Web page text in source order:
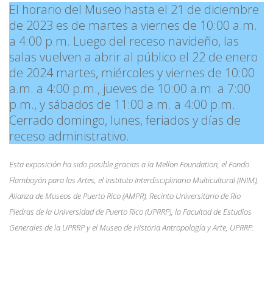
El horario del Museo hasta el 21 de diciembre
de 2023 es de martes a viernes de 10:00 a.m.
a 4:00 p.m. Luego del receso navideño, las
salas vuelven a abrir al público el 22 de enero
de 2024 martes, miércoles y viernes de 10:00
a.m. a 4:00 p.m., jueves de 10:00 a.m. a 7:00
p.m., y sábados de 11:00 a.m. a 4:00 p.m.
Cerrado domingo, lunes, feriados y días de
receso administrativo.
Esta exposición ha sido posible gracias a la Mellon Foundation, el Fondo
Flamboyán para las Artes, el Instituto Interdisciplinario Multicultural (INIM),
Alianza de Museos de Puerto Rico (AMPR), Recinto Universitario de Rio
Piedras de la Universidad de Puerto Rico (UPRRP), la Facultad de Estudios
Generales de la UPRRP y el Museo de Historia Antropología y Arte, UPRRP.